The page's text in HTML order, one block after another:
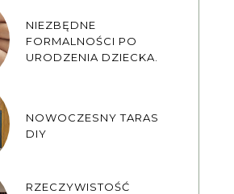
NIEZBĘDNE
FORMALNOŚCI PO
URODZENIA DZIECKA.
NOWOCZESNY TARAS
DIY
RZECZYWISTOŚĆ